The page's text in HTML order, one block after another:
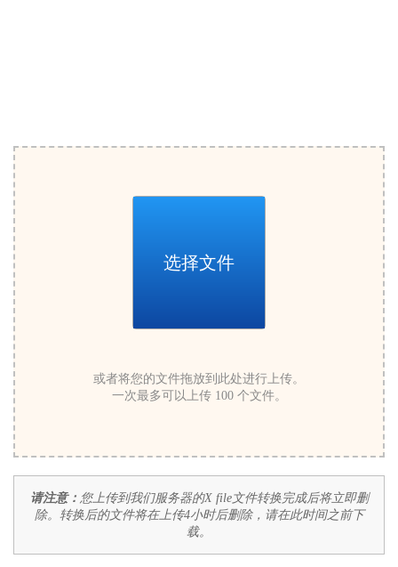
选择文件
或者将您的文件拖放到此处进行上传。
一次最多可以上传 100 个文件。
请注意： 您上传到我们服务器的X file文件转换完成后将立即删
除。转换后的文件将在上传4小时后删除，请在此时间之前下
载。